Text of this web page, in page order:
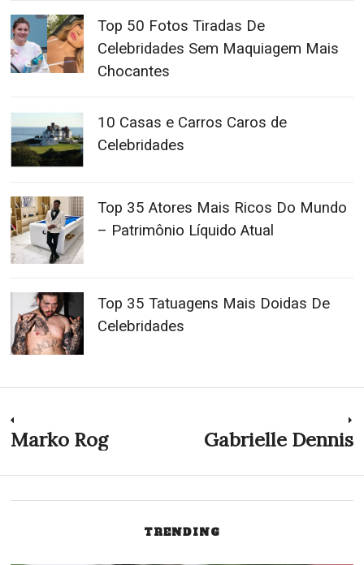
Top 50 Fotos Tiradas De
Celebridades Sem Maquiagem Mais
Chocantes
10 Casas e Carros Caros de
Celebridades
Top 35 Atores Mais Ricos Do Mundo
– Patrimônio Líquido Atual
Top 35 Tatuagens Mais Doidas De
Celebridades
Navegação
de
Previous
Marko Rog Gabrielle Dennis
TRENDING